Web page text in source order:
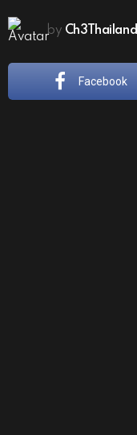
by Ch3Thailand
Facebook